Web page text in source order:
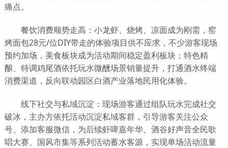
痛点。
餐饮消费顺势走高：小龙虾、烧烤、凉面成为刚需，窑
烤面包28元/位DIY带走的体验项目供不应求，不少游客现场
预约加场，美食板块成为活动期间稳定盈利板块；特色精
酿、特调鸡尾酒依托玩水微醺场景销量提升，打通酒水终端
消费渠道，反向联动园区白酒产业落地民用化体验。
线下社交与私域沉淀：现场游客通过组队玩水完成社交
破冰，主办方依托活动沉淀私域客群，引导游客关注公众
号、添加客服微信，为后续虾啤嘉年华、酒谷好声音全民歌
唱大赛、国风市集等系列活动蓄水客源，实现单场活动流量